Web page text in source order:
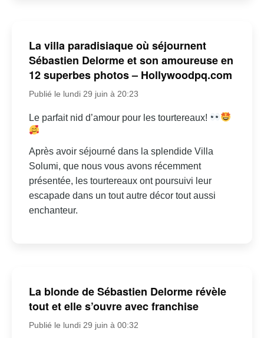
La villa paradisiaque où séjournent
Sébastien Delorme et son amoureuse en
12 superbes photos – Hollywoodpq.com
Publié le lundi 29 juin à 20:23
Le parfait nid d’amour pour les tourtereaux!
Après avoir séjourné dans la splendide Villa
Solumi, que nous vous avons récemment
présentée, les tourtereaux ont poursuivi leur
escapade dans un tout autre décor tout aussi
enchanteur.
La blonde de Sébastien Delorme révèle
tout et elle s’ouvre avec franchise
Publié le lundi 29 juin à 00:32